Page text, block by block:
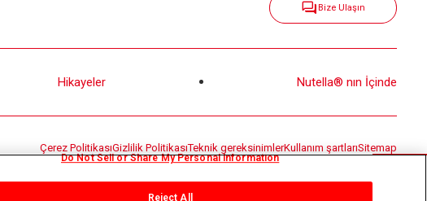
Bize Ulaşın
Hikayeler Nutella® nın İçinde
Çerez PolitikasıGizlilik PolitikasıTeknik gereksinimlerKullanım şartlarıSitemap
Do Not Sell or Share My Personal Information
Reject All